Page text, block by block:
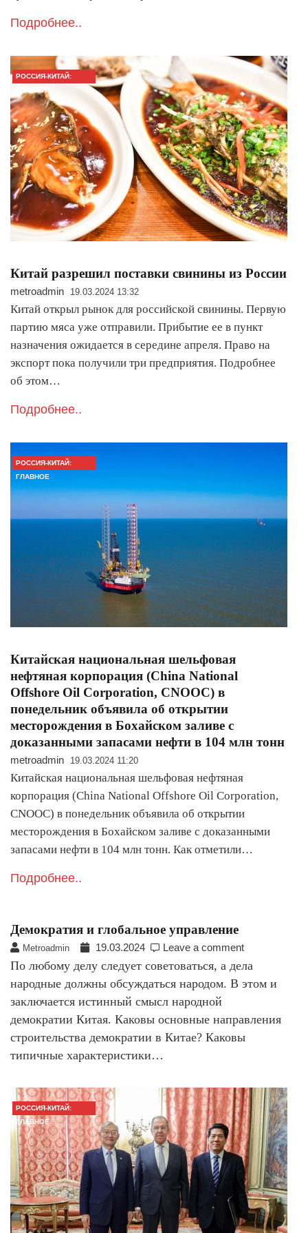
Подробнее..
РОССИЯ-КИТАЙ:
ГЛАВНОЕ
Китай разрешил поставки свинины из России
metroadmin 19.03.2024 13:32
Китай открыл рынок для российской свинины. Первую
партию мяса уже отправили. Прибытие ее в пункт
назначения ожидается в середине апреля. Право на
экспорт пока получили три предприятия. Подробнее
об этом…
Подробнее..
РОССИЯ-КИТАЙ:
ГЛАВНОЕ
Китайская национальная шельфовая
нефтяная корпорация (China National
Offshore Oil Corporation, CNOOC) в
понедельник объявила об открытии
месторождения в Бохайском заливе с
доказанными запасами нефти в 104 млн тонн
metroadmin 19.03.2024 11:20
Китайская национальная шельфовая нефтяная
корпорация (China National Offshore Oil Corporation,
CNOOC) в понедельник объявила об открытии
месторождения в Бохайском заливе с доказанными
запасами нефти в 104 млн тонн. Как отметили…
Подробнее..
Демократия и глобальное управление
Metroadmin 19.03.2024 Leave a comment
По любому делу следует советоваться, а дела
народные должны обсуждаться народом. В этом и
заключается истинный смысл народной
демократии Китая. Каковы основные направления
строительства демократии в Китае? Каковы
типичные характеристики…
РОССИЯ-КИТАЙ:
ГЛАВНОЕ